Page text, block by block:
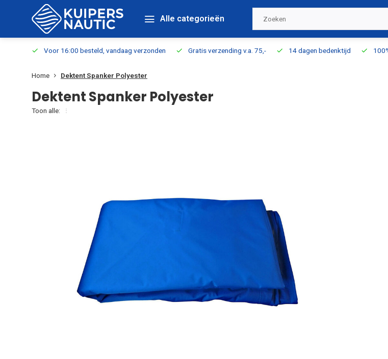
Alle categorieën
Voor 16:00 besteld, vandaag verzonden Gratis verzending v.a. 75,- 14 dagen bedenktijd
Home Dektent Spanker Polyester
Dektent Spanker Polyester
Toon alle: